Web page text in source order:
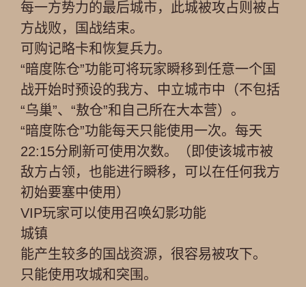
每一方势力的最后城市，此城被攻占则被占
方战败，国战结束。
可购记略卡和恢复兵力。
“暗度陈仓”功能可将玩家瞬移到任意一个国
战开始时预设的我方、中立城市中（不包括
“乌巢”、“敖仓”和自己所在大本营）。
“暗度陈仓”功能每天只能使用一次。每天
22:15分刷新可使用次数。（即使该城市被
敌方占领，也能进行瞬移，可以在任何我方
初始要塞中使用）
VIP玩家可以使用召唤幻影功能
城镇
能产生较多的国战资源，很容易被攻下。
只能使用攻城和突围。